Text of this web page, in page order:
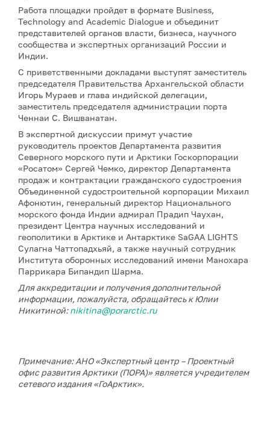
Работа площадки пройдет в формате Business,
Technology and Academic Dialogue и объединит
представителей органов власти, бизнеса, научного
сообщества и экспертных организаций России и
Индии.
С приветственными докладами выступят заместитель
председателя Правительства Архангельской области
Игорь Мураев и глава индийской делегации,
заместитель председателя администрации порта
Ченнаи С. Вишванатан.
В экспертной дискуссии примут участие
руководитель проектов Департамента развития
Северного морского пути и Арктики Госкорпорации
«Росатом» Сергей Чемко, директор Департамента
продаж и контрактации гражданского судостроения
Объединенной судостроительной корпорации Михаил
Афонютин, генеральный директор Национального
морского фонда Индии адмирал Прадип Чаухан,
президент Центра научных исследований и
геополитики в Арктике и Антарктике SaGAA LIGHTS
Сулагна Чаттопадхьяй, а также научный сотрудник
Института оборонных исследований имени Манохара
Паррикара Бипандип Шарма.
Для аккредитации и получения дополнительной
информации, пожалуйста, обращайтесь к Юлии
Никитиной:nikitina@porarctic.ru
Примечание: АНО «Экспертный центр – Проектный
офис развития Арктики (ПОРА)» является учредителем
сетевого издания «ГоАрктик».